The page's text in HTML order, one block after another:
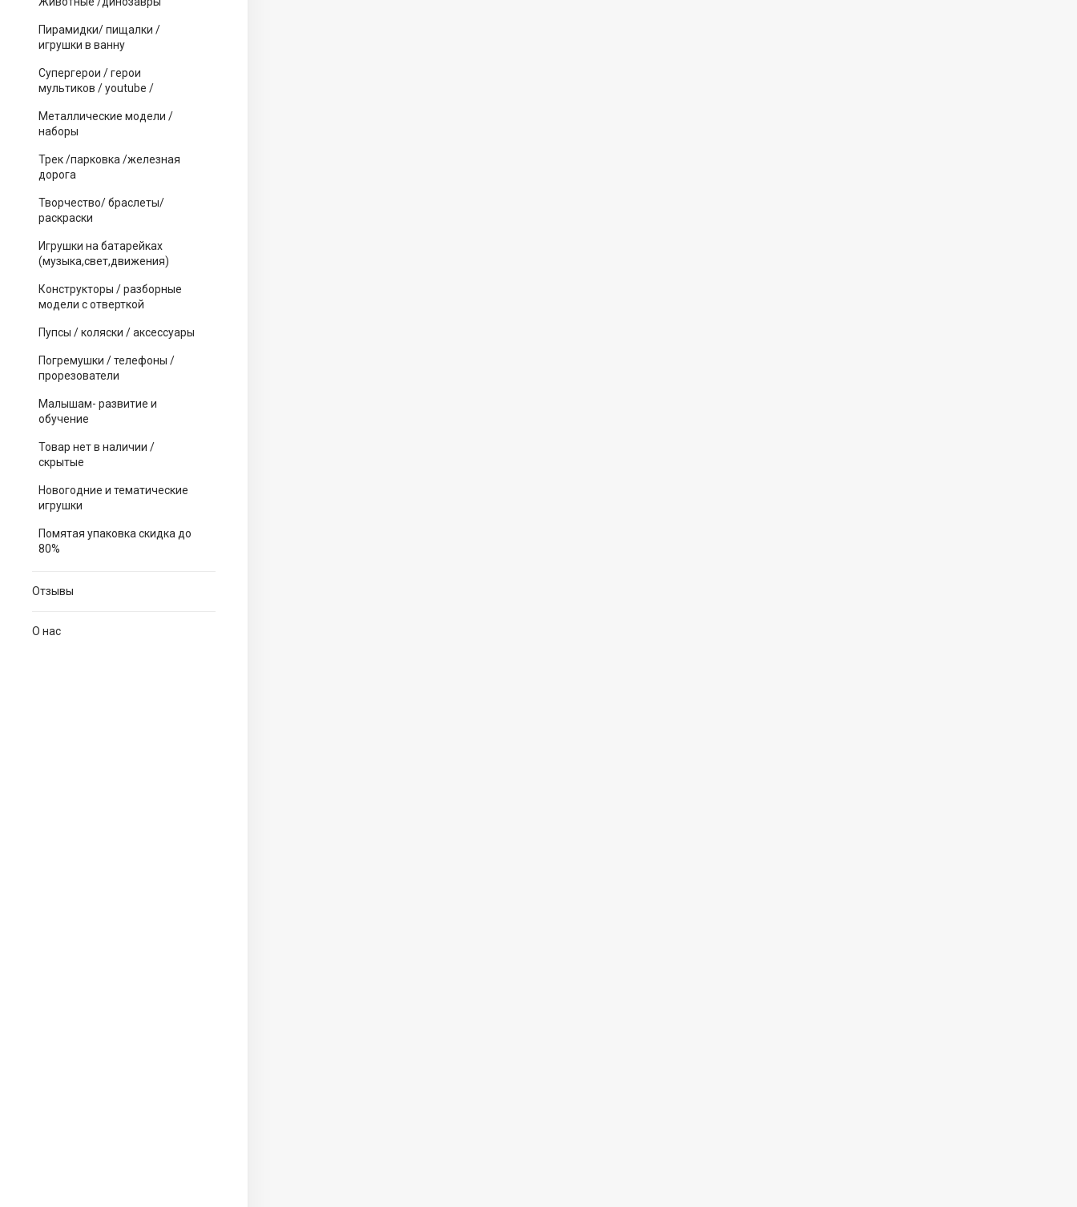
Пирамидки/ пищалки /
игрушки в ванну
Супергерои / герои
мультиков / youtube /
Металлические модели /
наборы
Трек /парковка /железная
дорога
Творчество/ браслеты/
раскраски
Игрушки на батарейках
(музыка,свет,движения)
Конструкторы / разборные
модели с отверткой
Пупсы / коляски / аксессуары
Погремушки / телефоны /
прорезователи
Малышам- развитие и
обучение
Товар нет в наличии /
скрытые
Новогодние и тематические
игрушки
Помятая упаковка скидка до
80%
Отзывы
О нас